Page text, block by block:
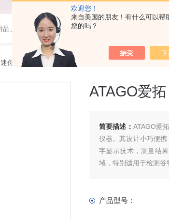
欢迎您！
来自美国的朋友！有什么可以帮
您的吗？
、wiggens实验仪器，摇床、磁力搅拌器，电子天平
迷你便携式数显折射计 > ATAGO爱拓 便携式数显折射
ATAGO爱
简要描述： ATAGO爱
仪器。其设计小巧便
字显示技术，测量结
域，特别适用于检测谷
产品型号：